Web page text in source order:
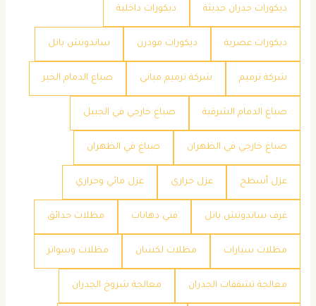
ديكورات جدران حديثة ديكورات داخلية
ديكورات عصرية ديكورات مودرن ساندوتش بانل
شركة ترميم شركة ترميم مباني صباغ الدمام الخبر
صباغ الدمام الشرقية صباغ خارجي في الجبيل
صباغ خارجي في الظهران صباغ في الظهران
عزل أسطح عزل حراري عزل مائي وحراري
غرف ساندوتش بانل فني دهانات مظلات حدائق
مظلات سيارات مظلات لكسان مظلات وسواتر
معالجة تشققات الجدران معالجة شروخ الجدران